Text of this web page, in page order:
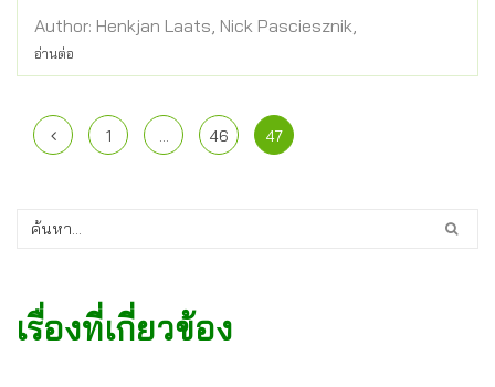
Author: Henkjan Laats, Nick Pasciesznik,
อ่านต่อ
1 … 46 47
เรื่องที่เกี่ยวข้อง